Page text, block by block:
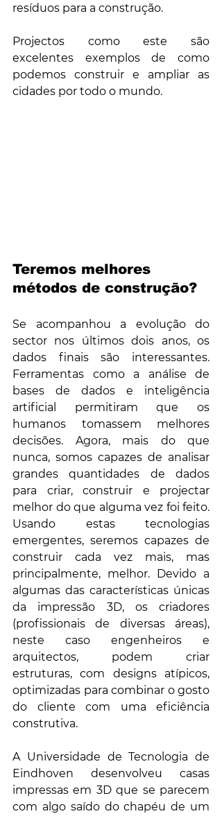
resíduos para a construção.
Projectos como este são
excelentes exemplos de como
podemos construir e ampliar as
cidades por todo o mundo.
Teremos melhores
métodos de construção?
Se acompanhou a evolução do
sector nos últimos dois anos, os
dados finais são interessantes.
Ferramentas como a análise de
bases de dados e inteligência
artificial permitiram que os
humanos tomassem melhores
decisões. Agora, mais do que
nunca, somos capazes de analisar
grandes quantidades de dados
para criar, construir e projectar
melhor do que alguma vez foi feito.
Usando estas tecnologias
emergentes, seremos capazes de
construir cada vez mais, mas
principalmente, melhor. Devido a
algumas das características únicas
da impressão 3D, os criadores
(profissionais de diversas áreas),
neste caso engenheiros e
arquitectos, podem criar
estruturas, com designs atípicos,
optimizadas para combinar o gosto
do cliente com uma eficiência
construtiva.
A Universidade de Tecnologia de
Eindhoven desenvolveu casas
impressas em 3D que se parecem
com algo saído do chapéu de um